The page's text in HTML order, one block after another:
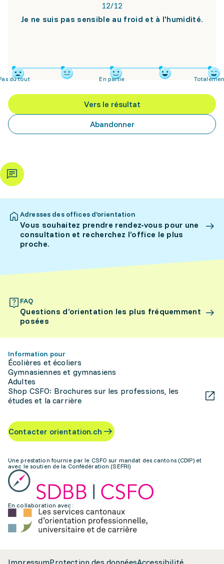
12/12
Je ne suis pas sensible au froid et à l'humidité.
du tout En partie
Vers le résultat
Abandonner
Adresses des offices d’orientation
Vous souhaitez prendre rendez-vous pour une
consultation et recherchez l’office le plus
proche.
FAQ
Questions d’orientation les plus fréquemment
posées
Information pour
Écolières et écoliers
Gymnasiennes et gymnasiens
Adultes
Shop CSFO: Brochures sur les professions, les
études et la carrière
Contacter orientation.ch
Une prestation fournie par le CSFO sur mandat des cantons (CDIP) et
avec le soutien de la Confédération (SEFRI)
En collaboration avec:
ImpressumProtection des donnéesAccessibilité